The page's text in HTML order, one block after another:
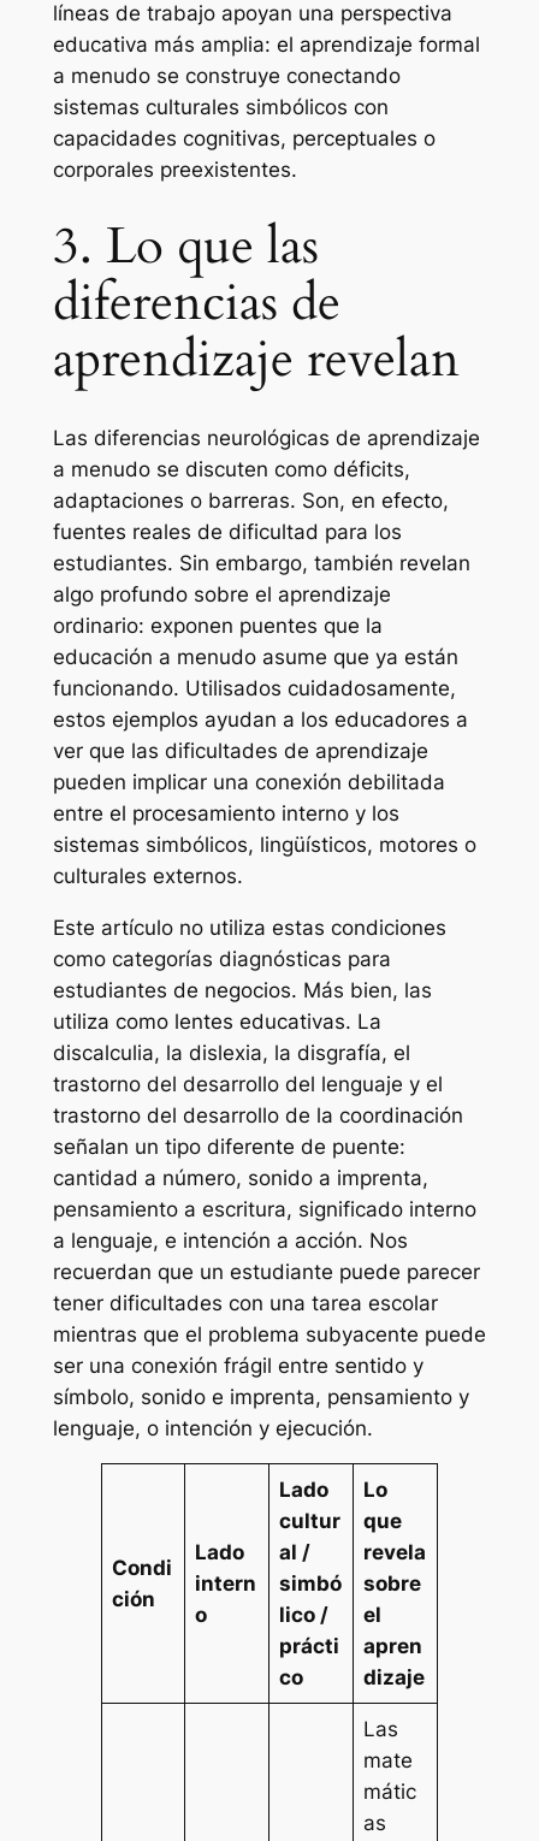
líneas de trabajo apoyan una perspectiva
educativa más amplia: el aprendizaje formal
a menudo se construye conectando
sistemas culturales simbólicos con
capacidades cognitivas, perceptuales o
corporales preexistentes.
3. Lo que las
diferencias de
aprendizaje revelan
Las diferencias neurológicas de aprendizaje
a menudo se discuten como déficits,
adaptaciones o barreras. Son, en efecto,
fuentes reales de dificultad para los
estudiantes. Sin embargo, también revelan
algo profundo sobre el aprendizaje
ordinario: exponen puentes que la
educación a menudo asume que ya están
funcionando. Utilisados cuidadosamente,
estos ejemplos ayudan a los educadores a
ver que las dificultades de aprendizaje
pueden implicar una conexión debilitada
entre el procesamiento interno y los
sistemas simbólicos, lingüísticos, motores o
culturales externos.
Este artículo no utiliza estas condiciones
como categorías diagnósticas para
estudiantes de negocios. Más bien, las
utiliza como lentes educativas. La
discalculia, la dislexia, la disgrafía, el
trastorno del desarrollo del lenguaje y el
trastorno del desarrollo de la coordinación
señalan un tipo diferente de puente:
cantidad a número, sonido a imprenta,
pensamiento a escritura, significado interno
a lenguaje, e intención a acción. Nos
recuerdan que un estudiante puede parecer
tener dificultades con una tarea escolar
mientras que el problema subyacente puede
ser una conexión frágil entre sentido y
símbolo, sonido e imprenta, pensamiento y
lenguaje, o intención y ejecución.
Condi
ción
Lado
intern
o
Lado
cultur
al /
simbó
lico /
prácti
co
Lo
que
revela
sobre
el
apren
dizaje
Las
mate
mátic
as